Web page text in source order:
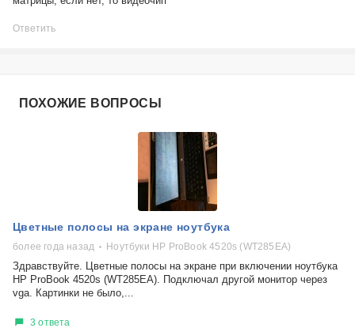
Ответить
ПОХОЖИЕ ВОПРОСЫ
Цветные полосы на экране ноутбука
более года назад Ноутбуки HP ProBook 4520s (WT285EA)
Здравствуйте. Цветные полосы на экране при включении ноутбука
HP ProBook 4520s (WT285EA). Подключал другой монитор через
vga. Картинки не было,...
3 ответа